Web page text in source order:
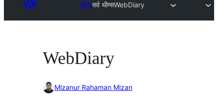
थीम्ससर्व थीम्सWebDiary
WebDiary
Mizanur Rahaman Mizan